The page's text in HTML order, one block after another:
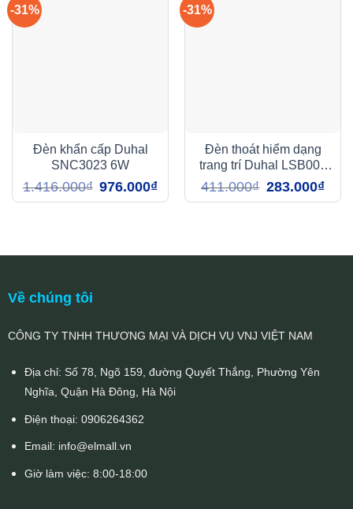
-31%
Đèn khẩn cấp Duhal
SNC3023 6W
1.416.000₫ Giá
gốc
là:
976.000₫Giá
tại
-31%
Đèn thoát hiểm dạng
trang trí Duhal LSB001
1W
411.000₫ Giá
gốc
là:
283.000₫Giá
tại
Về chúng tôi
CÔNG TY TNHH THƯƠNG MẠI VÀ DỊCH VỤ VNJ VIỆT NAM
Địa chỉ: Số 78, Ngõ 159, đường Quyết Thắng, Phường Yên
Nghĩa, Quận Hà Đông, Hà Nội
Điện thoại: 0906264362
Email: info@elmall.vn
Giờ làm việc: 8:00-18:00